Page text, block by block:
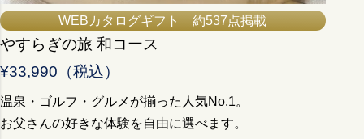
WEBカタログギフト 約537点掲載
やすらぎの旅 和コース
¥33,990（税込）
温泉・ゴルフ・グルメが揃った人気No.1。
お父さんの好きな体験を自由に選べます。